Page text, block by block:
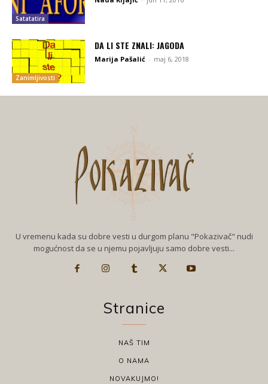
Satatatira
Zanimljivosti
DA LI STE ZNALI: JAGODA
Marija Pašalić - maj 6, 2018
U vremenu kada su dobre vesti u durgom planu "Pokazivač" nudi
mogućnost da se u njemu pojavljuju samo dobre vesti...
Stranice
NAŠ TIM
O NAMA
NOVAKUJMO!